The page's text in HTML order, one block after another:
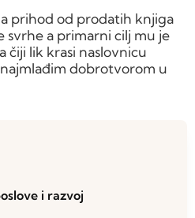
prihod od prodatih knjiga
svrhe a primarni cilj mu je
čiji lik krasi naslovnicu
dobrotvorom u
i razvoj